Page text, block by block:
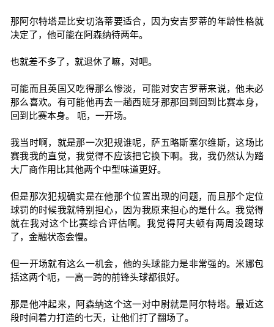
那阿尔特塔是比安切洛蒂要适合，因为安吉罗蒂的年龄性格就
决定了，他可能在阿森纳待两年。
也就差不多了，就退休了嘛，对吧。
可能而且英国又吃得那么惨淡，可能对安吉罗蒂来说，他未必
那么喜欢。有可能他再去一趟西班牙那那回到回到比赛本身，
回到比赛本身。 呃，一开场。
我当时啊，就是那一次犯规谁呢，萨五略斯塞尔维斯，这场比
赛我我的直觉，我觉得不应该把它换下啊。我，我仍然认为踏
大厂商作用比其他两个中型味道更好。
但是那次犯规确实是在他那个位置出现的问题，而且那个定位
球罚的时候我就特别担心，因为我原来担心的是什么。我觉得
就在我对这个比赛综合评估啊。我觉得阿夫顿有两周没踢球
了，金融状态会慢。
但一开场就有这么一机会，他的头球能力是非常强的。米娜包
括这两个呃，一高一跨的前锋头球都很好。
那是他冲起来，阿森纳这个这一对中尉就是阿尔特塔。最近这
段时间着力打造的七天，让他们打了翻场了。